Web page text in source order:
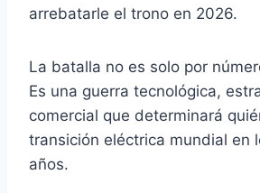
arrebatarle el trono en 2026.
La batalla no es solo por
Es una guerra tecnológica,
comercial que determinará
transición eléctrica mundial en
años.